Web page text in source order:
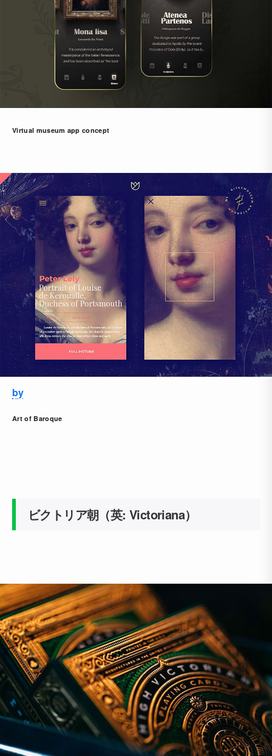
Virtual museum app concept
by
Art of Baroque
ビクトリア朝（英: Victoriana）